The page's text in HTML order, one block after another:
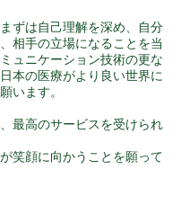
ずは自己理解を深め、自分
相手の立場になることを当
ュニケーション技術の更な
日本の医療がより良い世界に
います。
最高のサービスを受けられ
笑顔に向かうことを願って